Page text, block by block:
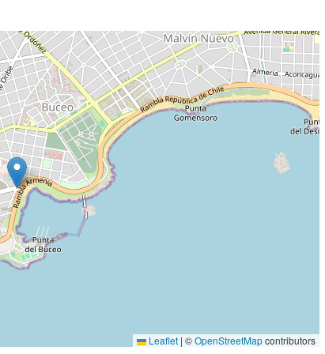
Leaflet | ©OpenStreetMapcontributors